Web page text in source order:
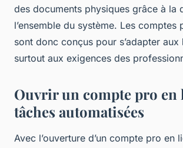
des documents physiques grâce à la
l’ensemble du système. Les comptes
sont donc conçus pour s’adapter aux
surtout aux exigences des
Ouvrir un compte pro en
tâches automatisées
Avec l’ouverture d’un compte pro en